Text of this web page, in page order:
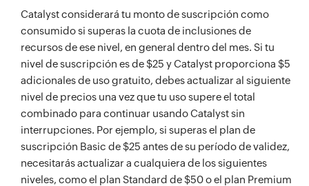
Catalyst considerará tu monto de suscripción como
consumido si superas la cuota de inclusiones de
recursos de ese nivel, en general dentro del mes. Si tu
nivel de suscripción es de $25 y Catalyst proporciona $5
adicionales de uso gratuito, debes actualizar al siguiente
nivel de precios una vez que tu uso supere el total
combinado para continuar usando Catalyst sin
interrupciones. Por ejemplo, si superas el plan de
suscripción Basic de $25 antes de su período de validez,
necesitarás actualizar a cualquiera de los siguientes
niveles, como el plan Standard de $50 o el plan Premium